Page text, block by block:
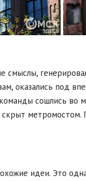
оказались под
сошлись во
метромостом.
идеи. Это